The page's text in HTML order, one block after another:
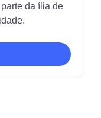
da ília de